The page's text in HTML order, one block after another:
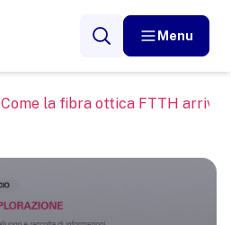
Menu
Come la fibra ottica FTTH arriva